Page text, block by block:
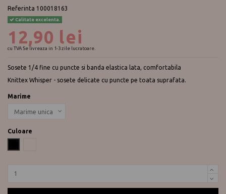
Referinta 100018163
Calitate excelenta.
12,90 lei
cu TVASe livreaza in 1-3 zile lucratoare.
Sosete 1/4 fine cu puncte si banda elastica lata, comfortabila
Knittex Whisper - sosete delicate cu puncte pe toata suprafata.
Marime
Culoare